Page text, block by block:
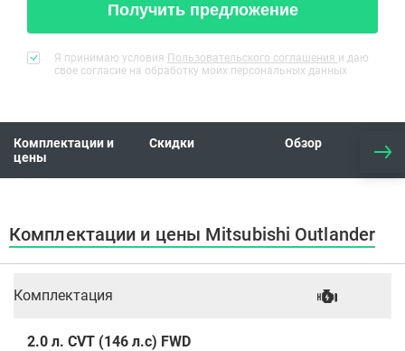
Получить предложение
Я принимаю условия Пользовательского соглашения и даю
свое согласие на обработку моих персональных данных
Комплектации и
цены
Скидки Обзор
Комплектации и цены Mitsubishi Outlander
Комплектация
2.0 л. CVT (146 л.с) FWD